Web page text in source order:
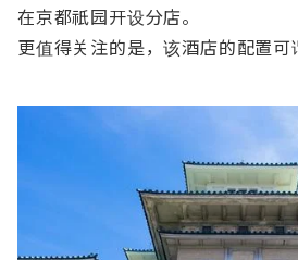
在京都祇园开设分店。
更值得关注的是，该酒店的配置可